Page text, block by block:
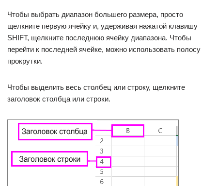
Чтобы выбрать диапазон большего размера, просто
щелкните первую ячейку и, удерживая нажатой клавишу
SHIFT, щелкните последнюю ячейку диапазона. Чтобы
перейти к последней ячейке, можно использовать полосу
прокрутки.
Чтобы выделить весь столбец или строку, щелкните
заголовок столбца или строки.